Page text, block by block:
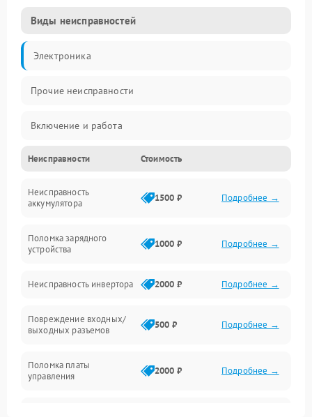
Виды неисправностей
Электроника
Прочие неисправности
Включение и работа
Работа с нагрузкой
Звук и индикация
Механические повреждения
Механика
Неисправности Стоимость
Неисправность
аккумулятора
1500 ₽ Подробнее →
Поломка зарядного
устройства
1000 ₽ Подробнее →
Неисправность инвертора 2000 ₽ Подробнее →
Повреждение входных/
выходных разъемов
500 ₽ Подробнее →
Поломка платы
управления
2000 ₽ Подробнее →